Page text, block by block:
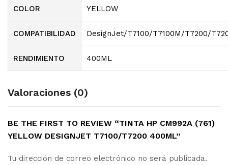
COLOR YELLOW
COMPATIBILIDAD DesignJet/T7100/T7100M/T7200/
RENDIMIENTO 400ML
Valoraciones (0)
BE THE FIRST TO REVIEW “TINTA HP CM992A (761)
YELLOW DESIGNJET T7100/T7200 400ML”
Tu dirección de correo electrónico no será publicada.